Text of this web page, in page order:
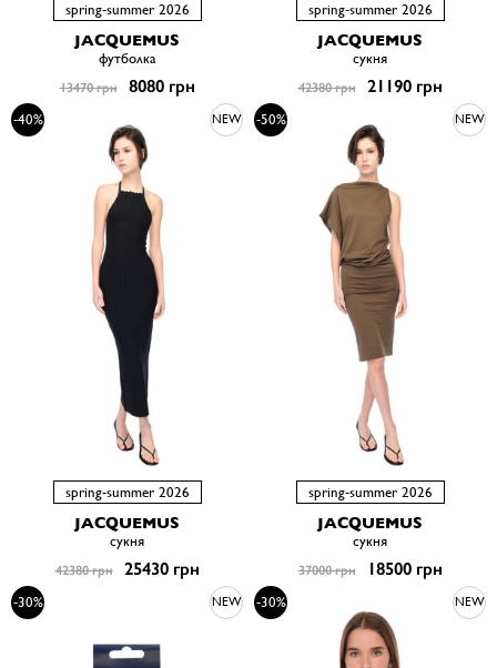
spring-summer 2026
JACQUEMUS
футболка
13470 грн 8080 грн
spring-summer 2026
JACQUEMUS
сукня
42380 грн 21190 грн
-40% NEW
spring-summer 2026
JACQUEMUS
сукня
42380 грн 25430 грн
-50% NEW
spring-summer 2026
JACQUEMUS
сукня
37000 грн 18500 грн
-30% NEW -30% NEW